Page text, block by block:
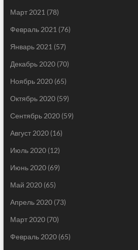
Март 2021 (78)
Февраль 2021 (76)
Январь 2021 (57)
Декабрь 2020(70)
Ноябрь 2020(65)
Октябрь 2020(59)
Сентябрь 2020(59)
Август 2020(16)
Июль 2020(12)
Июнь 2020(69)
Май 2020(65)
Апрель 2020(73)
Март 2020(70)
Февраль 2020(65)